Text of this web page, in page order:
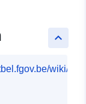
keyboard_arrow_up
wiki/